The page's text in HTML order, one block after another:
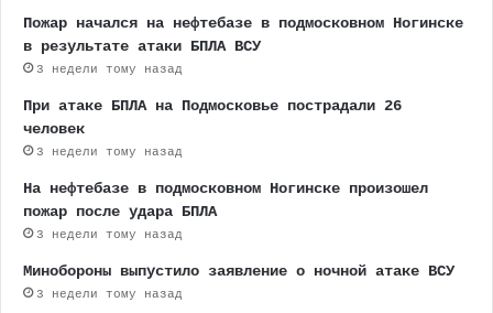
Пожар начался на нефтебазе в подмосковном Ногинске
в результате атаки БПЛА ВСУ
3 недели тому назад
При атаке БПЛА на Подмосковье пострадали 26
человек
3 недели тому назад
На нефтебазе в подмосковном Ногинске произошел
пожар после удара БПЛА
3 недели тому назад
Минобороны выпустило заявление о ночной атаке ВСУ
3 недели тому назад